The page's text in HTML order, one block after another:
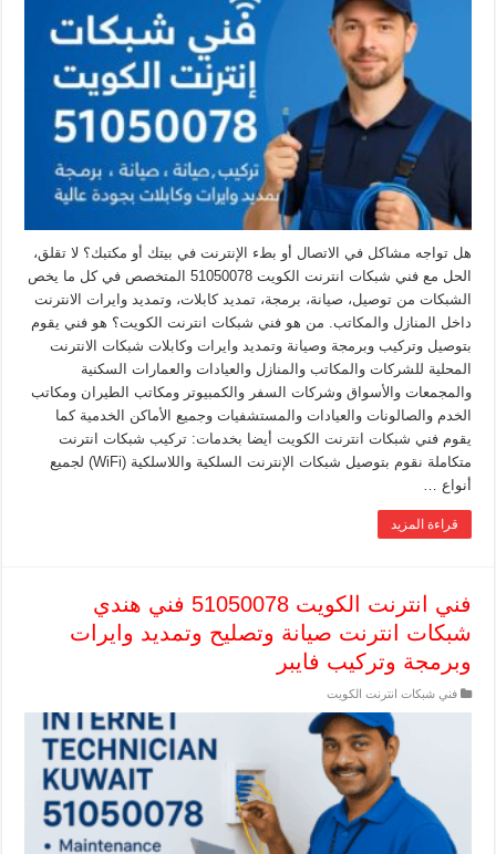
هل تواجه مشاكل في الاتصال أو بطء الإنترنت في بيتك أو مكتبك؟ لا تقلق،
الحل مع فني شبكات انترنت الكويت 51050078 المتخصص في كل ما يخص
الشبكات من توصيل، صيانة، برمجة، تمديد كابلات، وتمديد وايرات الانترنت
داخل المنازل والمكاتب. من هو فني شبكات انترنت الكويت؟ هو فني يقوم
بتوصيل وتركيب وبرمجة وصيانة وتمديد وايرات وكابلات شبكات الانترنت
المحلية للشركات والمكاتب والمنازل والعيادات والعمارات السكنية
والمجمعات والأسواق وشركات السفر والكمبيوتر ومكاتب الطيران ومكاتب
الخدم والصالونات والعيادات والمستشفيات وجميع الأماكن الخدمية كما
يقوم فني شبكات انترنت الكويت أيضا بخدمات: تركيب شبكات انترنت
متكاملة نقوم بتوصيل شبكات الإنترنت السلكية واللاسلكية (WiFi) لجميع
أنواع …
قراءة المزيد
فني انترنت الكويت 51050078 فني هندي
شبكات انترنت صيانة وتصليح وتمديد وايرات
وبرمجة وتركيب فايبر
فني شبكات انترنت الكويت